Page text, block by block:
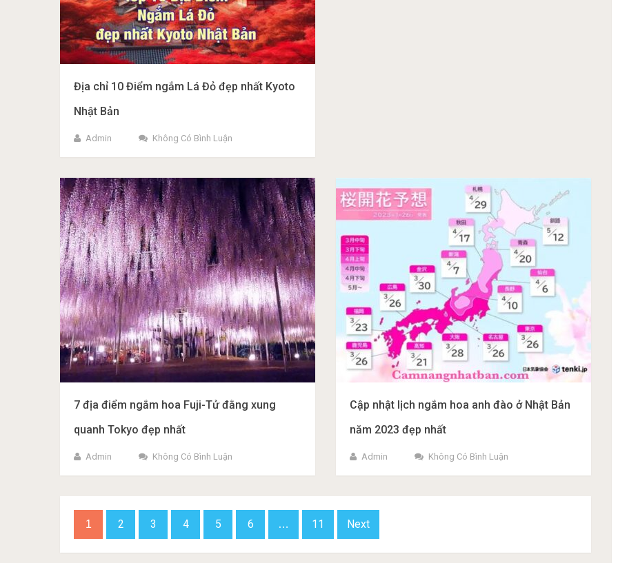
Địa chỉ 10 Điểm ngắm Lá Đỏ đẹp nhất Kyoto
Nhật Bản
Admin Không Có Bình Luận
7 địa điểm ngắm hoa Fuji-Tử đằng xung
quanh Tokyo đẹp nhất
Admin Không Có Bình Luận
Cập nhật lịch ngắm hoa anh đào ở Nhật Bản
năm 2023 đẹp nhất
Admin Không Có Bình Luận
Phân
trang
bài
viết
1 2 3 4 5 6 … 11 Next